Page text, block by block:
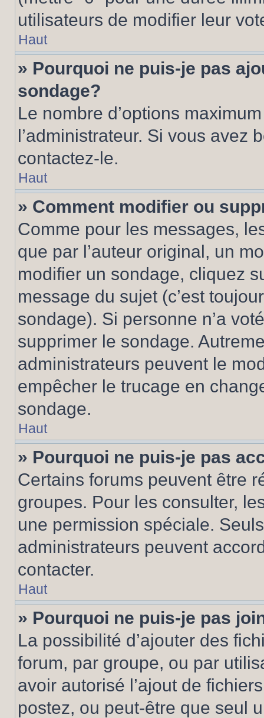
utilisateurs de modifier leur
Haut
» Pourquoi ne puis-je pas
sondage?
Le nombre d’options
l’administrateur. Si vous avez
contactez-le.
Haut
» Comment modifier ou
Comme pour les messages,
que par l’auteur original, un
modifier un sondage, cliquez
message du sujet (c’est
sondage). Si personne n’a
supprimer le sondage.
administrateurs peuvent le
empêcher le trucage en
sondage.
Haut
» Pourquoi ne puis-je pas
Certains forums peuvent être
groupes. Pour les consulter,
une permission spéciale.
administrateurs peuvent
contacter.
Haut
» Pourquoi ne puis-je pas
La possibilité d’ajouter des
forum, par groupe, ou par
avoir autorisé l’ajout de
postez, ou peut-être que seul